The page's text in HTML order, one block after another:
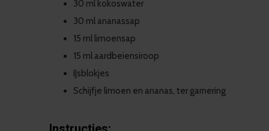
30 ml kokoswater
30 ml ananassap
15 ml limoensap
15 ml aardbeiensiroop
IJsblokjes
Schijfje limoen en ananas, ter garnering